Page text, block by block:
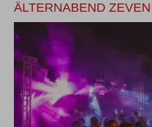
ÄLTERNABEND